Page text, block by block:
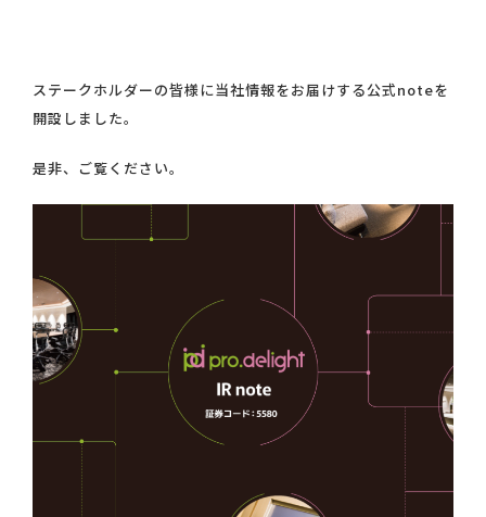
ステークホルダーの皆様に当社情報をお届けする公式noteを
開設しました。
是非、ご覧ください。